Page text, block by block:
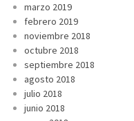
marzo 2019
febrero 2019
noviembre 2018
octubre 2018
septiembre 2018
agosto 2018
julio 2018
junio 2018